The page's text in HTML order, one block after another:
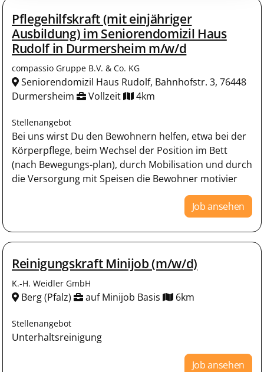
Pflegehilfskraft (mit einjähriger
Ausbildung) im Seniorendomizil Haus
Rudolf in Durmersheim m/w/d
compassio Gruppe B.V. & Co. KG
Seniorendomizil Haus Rudolf, Bahnhofstr. 3, 76448
Durmersheim
Vollzeit 4km
Stellenangebot
Bei uns wirst Du den Bewohnern helfen, etwa bei der
Körperpflege, beim Wechsel der Position im Bett
(nach Bewegungs-plan), durch Mobilisation und durch
die Versorgung mit Speisen die Bewohner motivier
Job ansehen
Reinigungskraft Minijob (m/w/d)
K.-H. Weidler GmbH
Berg (Pfalz) auf Minijob Basis 6km
Stellenangebot
Unterhaltsreinigung
Job ansehen